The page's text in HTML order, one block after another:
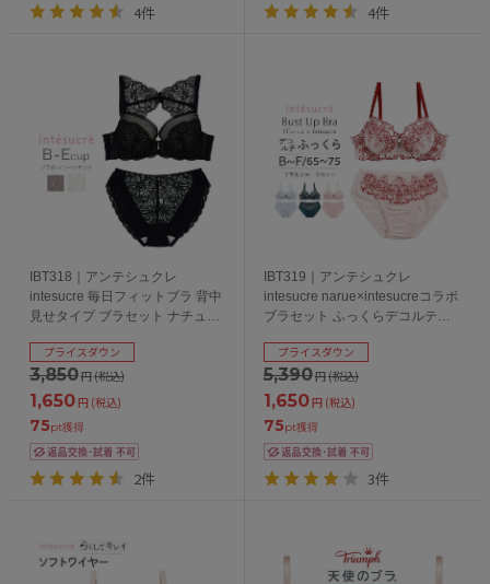
4件 4件
IBT318｜アンテシュクレ
intesucre 毎日フィットブラ 背中
見せタイプ ブラセット ナチュラ
3,850円(税込)
プライスダウン
1,650円 (税込)
75pt獲得
2件
IBT319｜アンテシュクレ
intesucre narue×intesucreコラボ
ブラセット ふっくらデコルテメ
5,390円(税込)
プライスダウン
1,650円 (税込)
75pt獲得
3件